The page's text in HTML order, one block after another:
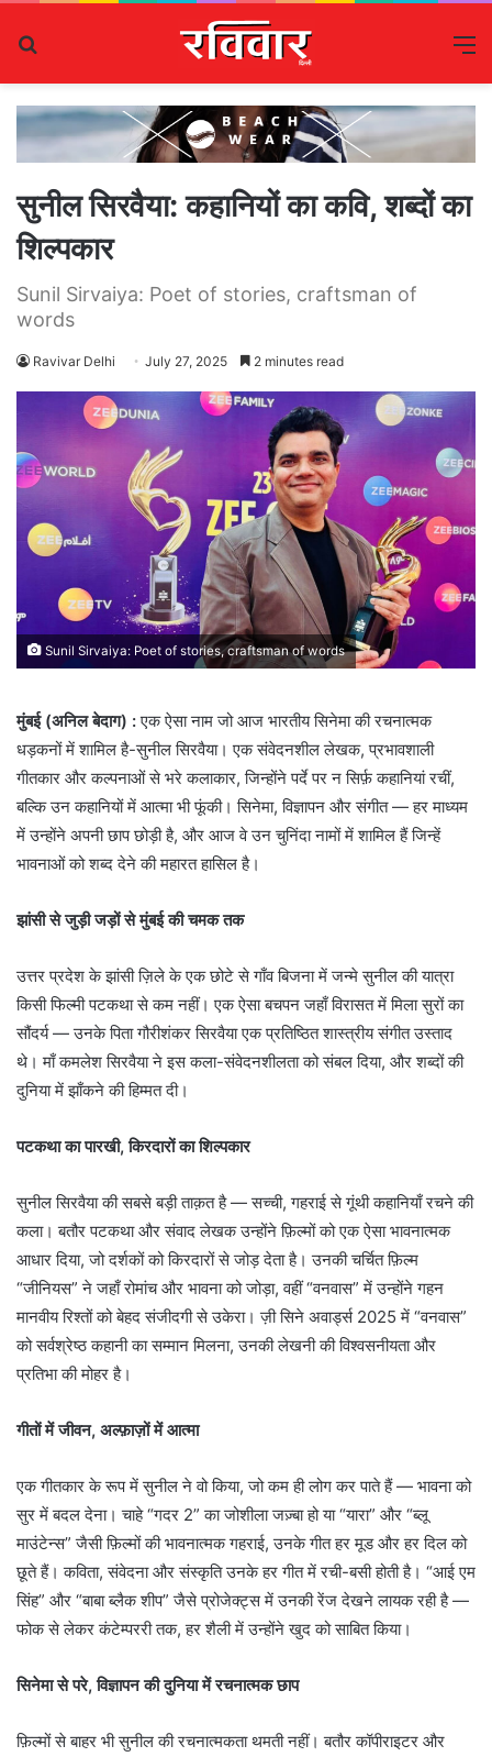
सुनील सिरवैया: कहानियों का कवि, शब्दों का
शिल्पकार
Sunil Sirvaiya: Poet of stories, craftsman of
words
Ravivar Delhi July 27, 2025 2 minutes read
Sunil Sirvaiya: Poet of stories, craftsman of words
मुंबई (अनिल बेदाग) :एक ऐसा नाम जो आज भारतीय सिनेमा की रचनात्मक
धड़कनों में शामिल है-सुनील सिरवैया। एक संवेदनशील लेखक, प्रभावशाली
गीतकार और कल्पनाओं से भरे कलाकार, जिन्होंने पर्दे पर न सिर्फ़ कहानियां रचीं,
बल्कि उन कहानियों में आत्मा भी फूंकी। सिनेमा, विज्ञापन और संगीत — हर माध्यम
में उन्होंने अपनी छाप छोड़ी है, और आज वे उन चुनिंदा नामों में शामिल हैं जिन्हें
भावनाओं को शब्द देने की महारत हासिल है।
झांसी से जुड़ी जड़ों से मुंबई की चमक तक
उत्तर प्रदेश के झांसी ज़िले के एक छोटे से गाँव बिजना में जन्मे सुनील की यात्रा
किसी फिल्मी पटकथा से कम नहीं। एक ऐसा बचपन जहाँ विरासत में मिला सुरों का
सौंदर्य — उनके पिता गौरीशंकर सिरवैया एक प्रतिष्ठित शास्त्रीय संगीत उस्ताद
थे। माँ कमलेश सिरवैया ने इस कला-संवेदनशीलता को संबल दिया, और शब्दों की
दुनिया में झाँकने की हिम्मत दी।
पटकथा का पारखी, किरदारों का शिल्पकार
सुनील सिरवैया की सबसे बड़ी ताक़त है — सच्ची, गहराई से गूंथी कहानियाँ रचने की
कला। बतौर पटकथा और संवाद लेखक उन्होंने फ़िल्मों को एक ऐसा भावनात्मक
आधार दिया, जो दर्शकों को किरदारों से जोड़ देता है। उनकी चर्चित फ़िल्म
“जीनियस” ने जहाँ रोमांच और भावना को जोड़ा, वहीं “वनवास” में उन्होंने गहन
मानवीय रिश्तों को बेहद संजीदगी से उकेरा। ज़ी सिने अवार्ड्स 2025 में “वनवास”
को सर्वश्रेष्ठ कहानी का सम्मान मिलना, उनकी लेखनी की विश्वसनीयता और
प्रतिभा की मोहर है।
गीतों में जीवन, अल्फ़ाज़ों में आत्मा
एक गीतकार के रूप में सुनील ने वो किया, जो कम ही लोग कर पाते हैं — भावना को
सुर में बदल देना। चाहे “गदर 2” का जोशीला जज़्बा हो या “यारा” और “ब्लू
माउंटेन्स” जैसी फ़िल्मों की भावनात्मक गहराई, उनके गीत हर मूड और हर दिल को
छूते हैं। कविता, संवेदना और संस्कृति उनके हर गीत में रची-बसी होती है। “आई एम
सिंह” और “बाबा ब्लैक शीप” जैसे प्रोजेक्ट्स में उनकी रेंज देखने लायक रही है —
फोक से लेकर कंटेम्पररी तक, हर शैली में उन्होंने खुद को साबित किया।
सिनेमा से परे, विज्ञापन की दुनिया में रचनात्मक छाप
फ़िल्मों से बाहर भी सुनील की रचनात्मकता थमती नहीं। बतौर कॉपीराइटर और